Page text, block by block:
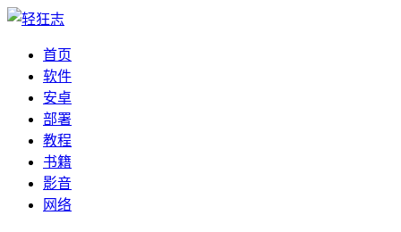
首页
软件
安卓
部署
教程
书籍
影音
网络